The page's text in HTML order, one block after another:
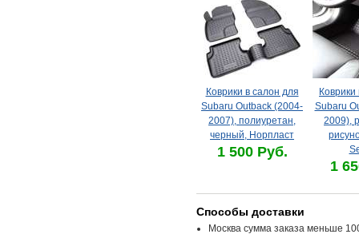
Коврики в салон для
Subaru Outback (2004-
2007), полиуретан,
черный, Норпласт
1 500 Руб.
Subaru
2009),
1
Способы доставки
Москва сумма заказа меньше